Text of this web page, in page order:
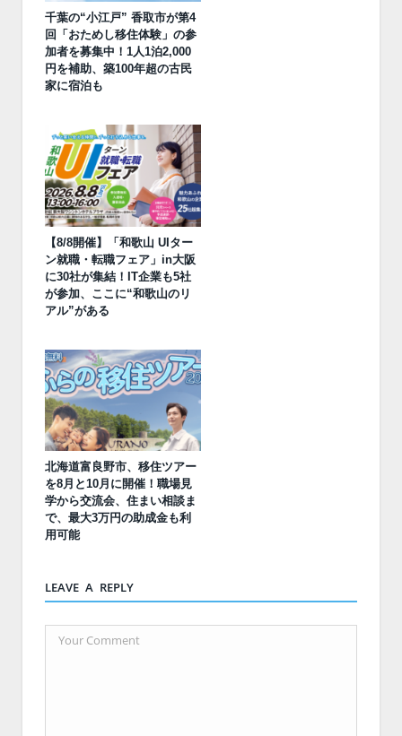
千葉の“小江戸” 香取市が第4
回「おためし移住体験」の参
加者を募集中！1人1泊2,000
円を補助、築100年超の古民
家に宿泊も
【8/8開催】「和歌山 UIター
ン就職・転職フェア」in大阪
に30社が集結！IT企業も5社
が参加、ここに“和歌山のリ
アル”がある
北海道富良野市、移住ツアー
を8月と10月に開催！職場見
学から交流会、住まい相談ま
で、最大3万円の助成金も利
用可能
LEAVE A REPLY